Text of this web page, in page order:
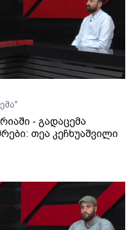
- გადაცემა
თეა კეჩხუაშვილი